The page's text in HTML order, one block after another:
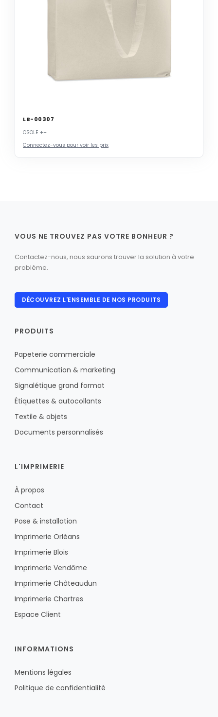
LB-00307
OSOLE ++
Connectez-vous pour voir les prix
VOUS NE TROUVEZ PAS VOTRE BONHEUR ?
Contactez-nous, nous saurons trouver la solution à votre
problème.
DÉCOUVREZ L'ENSEMBLE DE NOS PRODUITS
PRODUITS
Papeterie commerciale
Communication & marketing
Signalétique grand format
Étiquettes & autocollants
Textile & objets
Documents personnalisés
L'IMPRIMERIE
À propos
Contact
Pose & installation
Imprimerie Orléans
Imprimerie Blois
Imprimerie Vendôme
Imprimerie Châteaudun
Imprimerie Chartres
Espace Client
INFORMATIONS
Mentions légales
Politique de confidentialité